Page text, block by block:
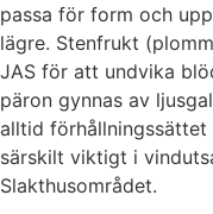
passa för form och
lägre. Stenfrukt
JAS för att undvika
päron gynnas av
alltid
särskilt viktigt i
Slakthusområdet.